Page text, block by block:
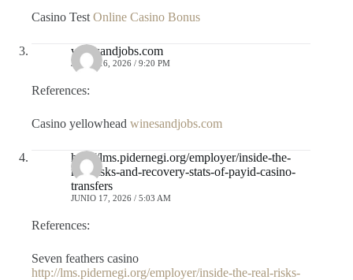
Casino Test Online Casino Bonus
winesandjobs.com
JUNIO 16, 2026 / 9:20 PM
References:
Casino yellowhead winesandjobs.com
http://lms.pidernegi.org/employer/inside-the-
real-risks-and-recovery-stats-of-payid-casino-
transfers
JUNIO 17, 2026 / 5:03 AM
References:
Seven feathers casino
http://lms.pidernegi.org/employer/inside-the-real-risks-